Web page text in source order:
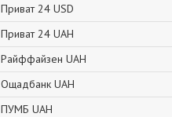
Приват 24 USD
Приват 24 UAH
Райффайзен UAH
Ощадбанк UAH
ПУМБ UAH